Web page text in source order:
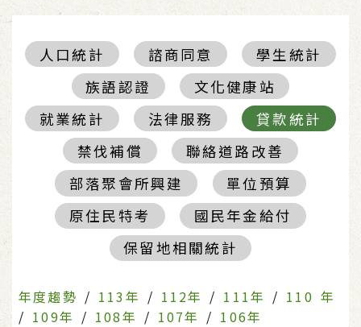
人口統計 諮商同意
學生統計
族語認證
文化健康站
就業統計
法律服務
貸款統計
禁伐補償
聯絡道路改善
部落聚會所興建
單位預算
原住民特考
國民年金給付
保留地相關統計
年度趨勢 / 113年 / 112年 / 111年 / 110 年
/ 109年 / 108年 / 107年 / 106年